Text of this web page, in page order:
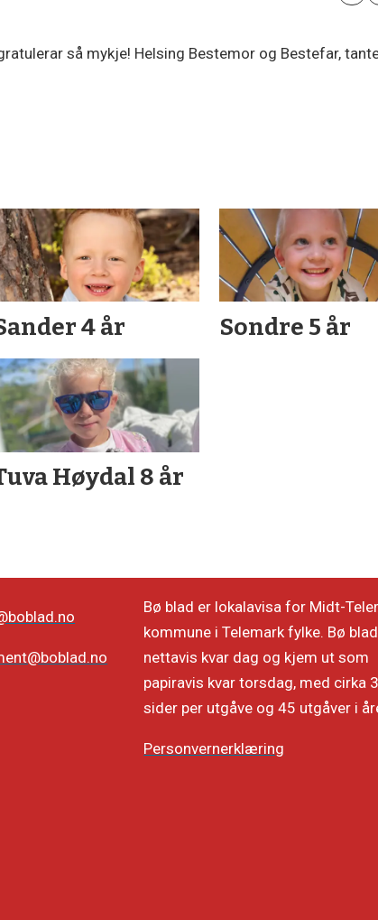
så mykje! Helsing Bestemor og Bestefar,
4 år Sondre 5 år
Høydal 8 år
Bø blad er lokalavisa for Midt-
kommune i Telemark fylke. Bø
nettavis kvar dag og kjem ut som
papiravis kvar torsdag, med cirka
sider per utgåve og 45 utgåver i
Personvernerklæring